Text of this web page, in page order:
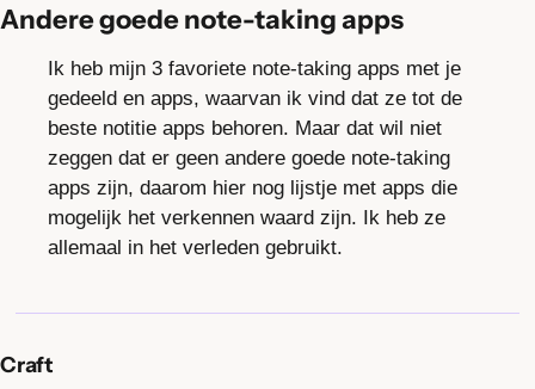
Andere goede note-taking apps
Ik heb mijn 3 favoriete note-taking apps met je
gedeeld en apps, waarvan ik vind dat ze tot de
beste notitie apps behoren. Maar dat wil niet
zeggen dat er geen andere goede note-taking
apps zijn, daarom hier nog lijstje met apps die
mogelijk het verkennen waard zijn. Ik heb ze
allemaal in het verleden gebruikt.
Craft